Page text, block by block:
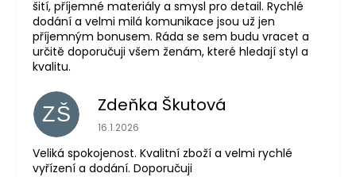
šití, příjemné materiály a smysl pro detail. Rychlé
dodání a velmi milá komunikace jsou už jen
příjemným bonusem. Ráda se sem budu vracet a
určitě doporučuji všem ženám, které hledají styl a
kvalitu.
ZŠ Zdeňka Škutová
Hodnocení obchodu je 5 z 5 hvězdiček.
16.1.2026
Veliká spokojenost. Kvalitní zboží a velmi rychlé
vyřízení a dodání. Doporučuji